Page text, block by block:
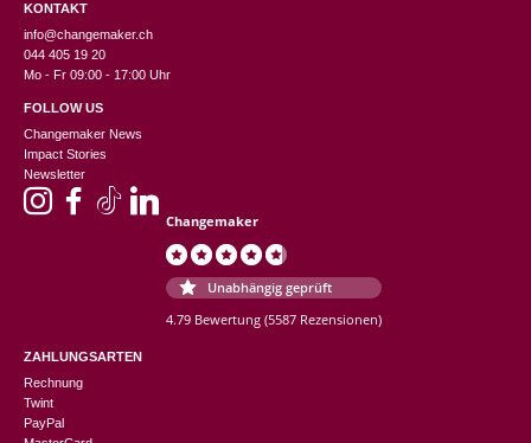
KONTAKT
info@changemaker.ch
044 405 19 20
Mo - Fr 09:00 - 17:00 Uhr
FOLLOW US
Changemaker News
Impact Stories
Newsletter
Changemaker
Unabhängig geprüft
4.79 Bewertung (5587 Rezensionen)
ZAHLUNGSARTEN
Rechnung
Twint
PayPal